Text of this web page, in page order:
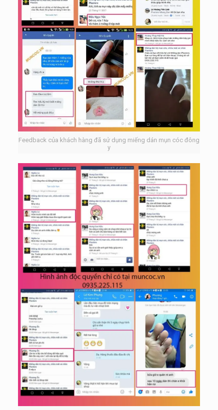
Feedback của khách hàng đã sử dụng miếng dán mụn cóc đông
y